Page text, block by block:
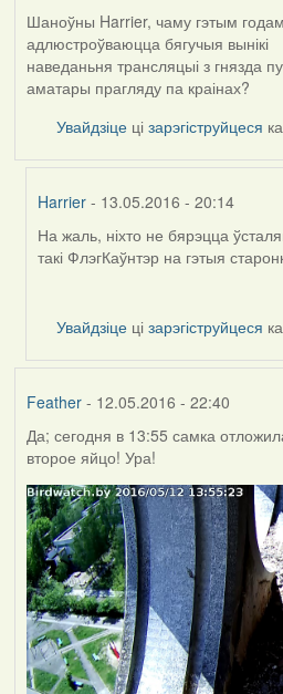
Шаноўны Harrier, чаму гэтым
адлюстроўваюцца бягучыя вынікі
наведаньня трансляцыі з гнязда
аматары прагляду па краінах?
Увайдзіце цізарэгіструйцеся
Harrier - 13.05.2016 - 20:14
In
reply
Проніч
На жаль, ніхто не бярэцца
такі ФлэгКаўнтэр на гэтыя
Увайдзіце цізарэгіструйцеся
Feather- 12.05.2016 - 22:40
Да; сегодня в 13:55 самка
второе яйцо! Ура!